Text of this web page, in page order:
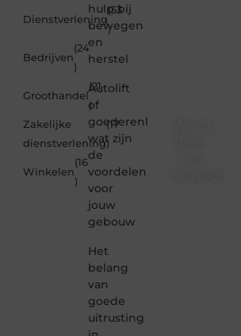
Dienstverlening
(53
)
Bedrijven
(24
)
Groothandel
(21
)
Zakelijke
dienstverlening
(17
)
Winkelen
(16
)
hulp bij
bewegen
en
herstel
Autolift
of
goederenliften
wat zijn
de
voordelen
voor
jouw
gebouw
Het
belang
van
goede
uitrusting